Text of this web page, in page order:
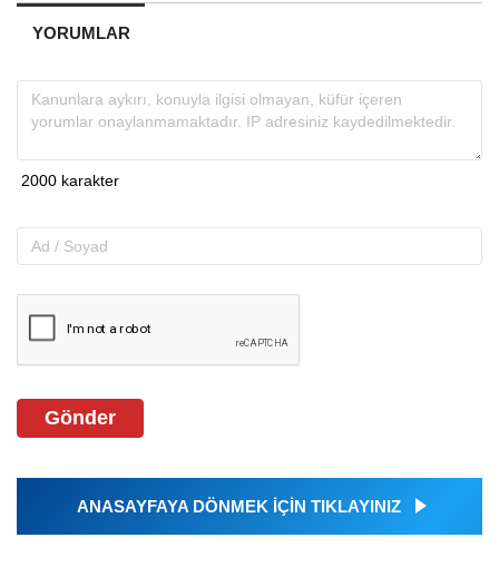
YORUMLAR
Gönder
ANASAYFAYA DÖNMEK İÇİN TIKLAYINIZ